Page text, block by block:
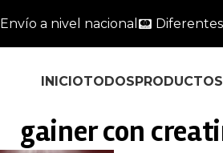
Envío a nivel nacional
INICIOTODOSPRODUCTOS
gainer con